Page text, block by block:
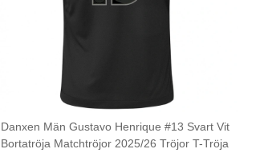
Danxen Män Gustavo Henrique #13 Svart Vit
Bortatröja Matchtröjor 2025/26 Tröjor T-Tröja